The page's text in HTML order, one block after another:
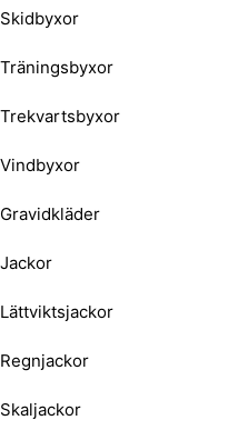
Skidbyxor
Träningsbyxor
Trekvartsbyxor
Vindbyxor
Gravidkläder
Jackor
Lättviktsjackor
Regnjackor
Skaljackor